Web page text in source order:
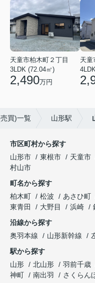
天童市柏木町２丁目
3LDK (72.04㎡)
2,490万円
天童
買)一覧 山形駅
市区町村から探す
山形市
東根市 天童市
村山市
町名から探す
柏木町
松波 あさひ町
東青田
大野目 浜崎
沿線から探す
奥羽本線
山形新幹線
駅から探す
山形
北山形 羽前千歳
神町
南出羽 さくらん